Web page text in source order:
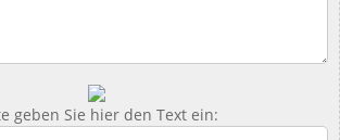
geben Sie hier den Text ein: